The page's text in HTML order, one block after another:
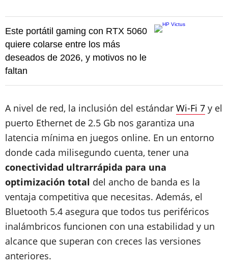
Este portátil gaming con RTX 5060
quiere colarse entre los más
deseados de 2026, y motivos no le
faltan
A nivel de red, la inclusión del estándar Wi-Fi 7 y el
puerto Ethernet de 2.5 Gb nos garantiza una
latencia mínima en juegos online. En un entorno
donde cada milisegundo cuenta, tener una
conectividad ultrarrápida para una
optimización total del ancho de banda es la
ventaja competitiva que necesitas. Además, el
Bluetooth 5.4 asegura que todos tus periféricos
inalámbricos funcionen con una estabilidad y un
alcance que superan con creces las versiones
anteriores.